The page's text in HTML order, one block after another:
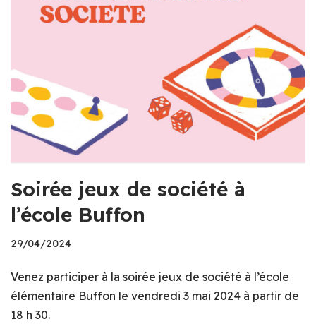
Soirée jeux de société à
l’école Buffon
29/04/2024
Venez participer à la soirée jeux de société à l’école
élémentaire Buffon le vendredi 3 mai 2024 à partir de
18 h 30.